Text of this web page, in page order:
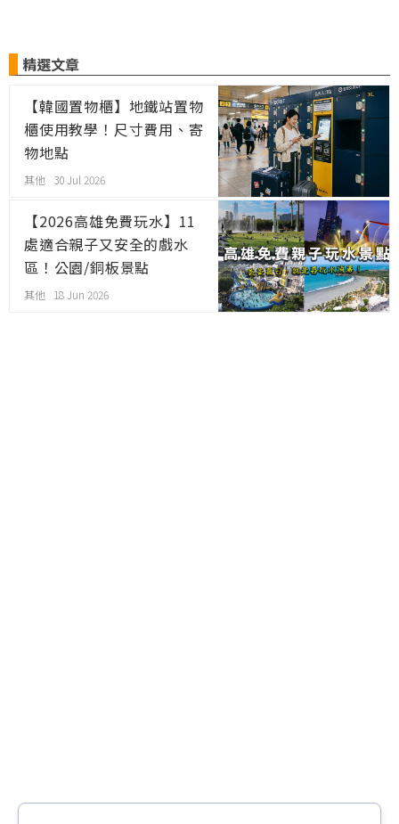
精選文章
【韓國置物櫃】地鐵站置物
櫃使用教學！尺寸費用、寄
物地點
其他 30 Jul 2026
【2026高雄免費玩水】11
處適合親子又安全的戲水
區！公園/銅板景點
其他 18 Jun 2026